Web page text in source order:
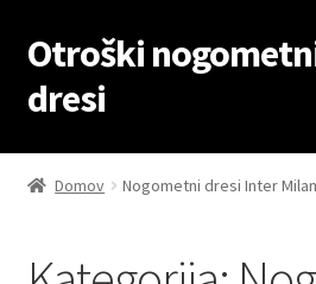
Skip
to
navigation
Skip
to
content
Otroški
dresi
Domov
Kontaktiraj nas
Domov Nogometni dresi Inter Milan